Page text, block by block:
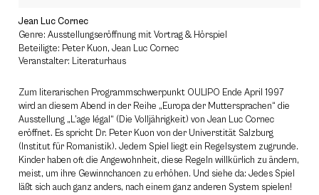
Jean Luc Cornec
Genre: Ausstellungseröffnung mit Vortrag & Hörspiel
Beteiligte: Peter Kuon, Jean Luc Cornec
Veranstalter: Literaturhaus
Zum literarischen Programmschwerpunkt OULIPO Ende April 1997
wird an diesem Abend in der Reihe „Europa der Muttersprachen“ die
Ausstellung „L’age légal“ (Die Volljährigkeit) von Jean Luc Cornec
eröffnet. Es spricht Dr. Peter Kuon von der Universtität Salzburg
(Institut für Romanistik). Jedem Spiel liegt ein Regelsystem zugrunde.
Kinder haben oft die Angewohnheit, diese Regeln willkürlich zu ändern,
meist, um ihre Gewinnchancen zu erhöhen. Und siehe da: Jedes Spiel
läßt sich auch ganz anders, nach einem ganz anderen System spielen!